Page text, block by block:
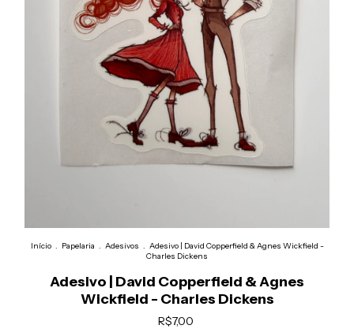
Início . Papelaria . Adesivos . Adesivo | David Copperfield & Agnes Wickfield -
Charles Dickens
Adesivo | David Copperfield & Agnes
Wickfield - Charles Dickens
R$7,00